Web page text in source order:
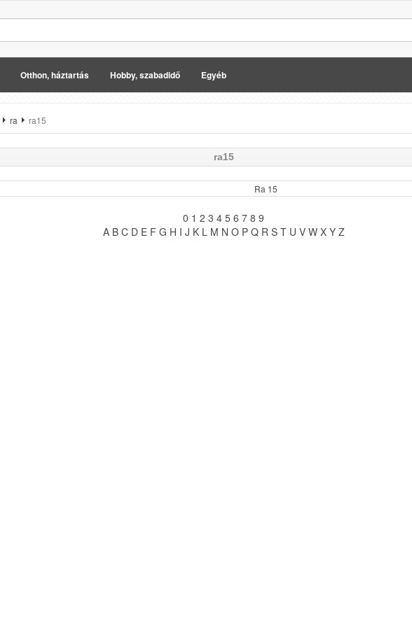
Otthon, háztartás Hobby, szabadidő Egyéb
ra ra15
ra15
Ra 15
0 1 2 3 4 5 6 7 8 9
A B C D E F G H I J K L M N O P Q R S T U V W X Y Z